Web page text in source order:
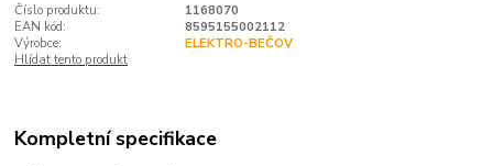
Číslo produktu:
1168070
EAN kód:
8595155002112
Výrobce:
ELEKTRO-BEČOV
Hlídat tento produkt
Kompletní specifikace